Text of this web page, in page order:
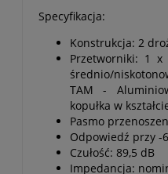
Specyfikacja:
Konstrukcja: 2
Przetworniki: 1 x
średnio/
TAM -
kopułka w
Pasmo
Odpowiedź przy -
Czułość: 89,5 dB
Impedancja: